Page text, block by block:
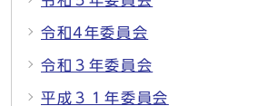
令和4年委員会
令和３年委員会
平成３１年委員会